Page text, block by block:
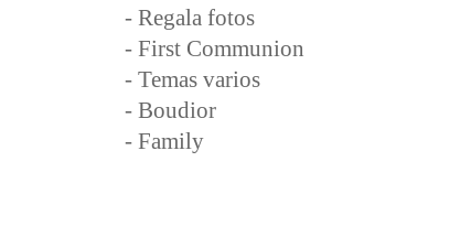
- Regala fotos
- First Communion
- Temas varios
- Boudior
- Family